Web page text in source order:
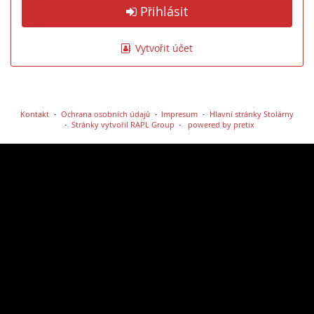
Přihlásit
Vytvořit účet
Kontakt Ochrana osobních údajů Impresum
Hlavní stránky Stolárny
Stránky vytvořil RAPL Group
powered by pretix